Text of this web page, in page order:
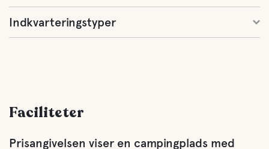
Indkvarteringstyper
Faciliteter
Prisangivelsen viser en campingplads med